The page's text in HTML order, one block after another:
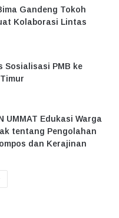
Gandeng Tokoh
Kolaborasi Lintas
Sosialisasi PMB ke
UMMAT Edukasi Warga
tentang Pengolahan
dan Kerajinan
Halaman